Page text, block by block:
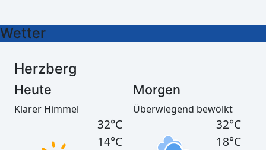
Wetter
Herzberg
Heute
Klarer Himmel
32°C
14°C
Morgen
Überwiegend bewölkt
32°C
18°C